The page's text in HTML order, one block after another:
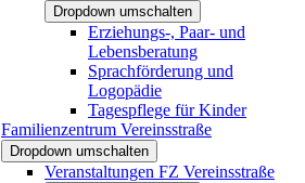
Dropdown umschalten
Erziehungs-, Paar- und
Lebensberatung
Sprachförderung und
Logopädie
Tagespflege für Kinder
Familienzentrum Vereinsstraße
Dropdown umschalten
Veranstaltungen FZ Vereinsstraße